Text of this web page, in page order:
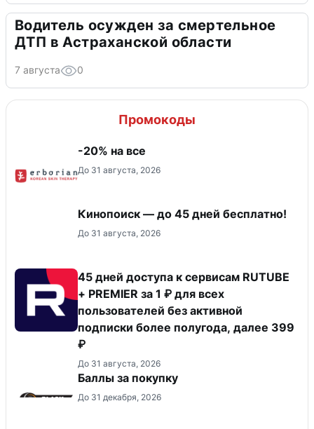
Водитель осужден за смертельное
ДТП в Астраханской области
7 августа 0
Промокоды
-20% на все
До 31 августа, 2026
Кинопоиск — до 45 дней бесплатно!
До 31 августа, 2026
45 дней доступа к сервисам RUTUBE
+ PREMIER за 1 ₽ для всех
пользователей без активной
подписки более полугода, далее 399
₽
До 31 августа, 2026
Баллы за покупку
До 31 декабря, 2026